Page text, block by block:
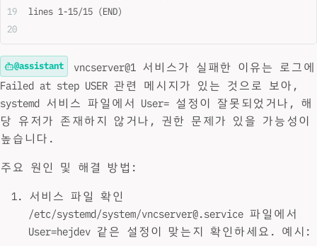
lines 1-15/15 (END)
@assistant
vncserver@1 서비스가 실패한 이유는 로그에
Failed at step USER 관련 메시지가 있는 것으로 보아,
systemd 서비스 파일에서 User= 설정이 잘못되었거나, 해
당 유저가 존재하지 않거나, 권한 문제가 있을 가능성이
높습니다.
주요 원인 및 해결 방법:
서비스 파일 확인
/etc/systemd/system/vncserver@.service 파일에서
User=hejdev 같은 설정이 맞는지 확인하세요. 예시: